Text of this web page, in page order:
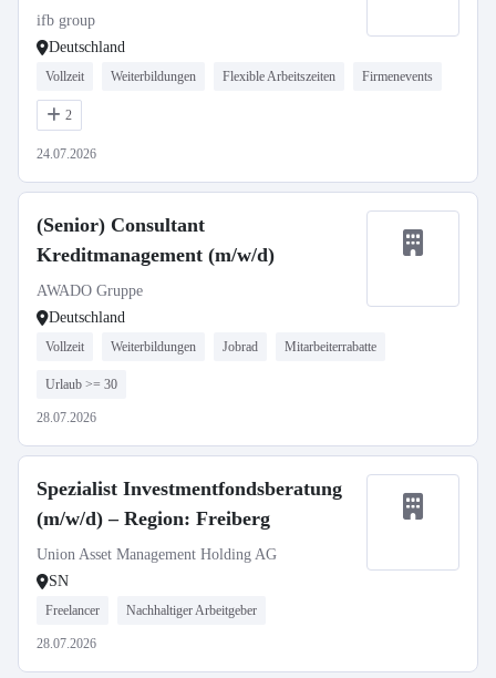
ifb group
Deutschland
Vollzeit Weiterbildungen Flexible Arbeitszeiten Firmenevents
2
24.07.2026
(Senior) Consultant
Kreditmanagement (m/w/d)
AWADO Gruppe
Deutschland
Vollzeit Weiterbildungen Jobrad Mitarbeiterrabatte
Urlaub >= 30
28.07.2026
Spezialist Investmentfondsberatung
(m/w/d) – Region: Freiberg
Union Asset Management Holding AG
SN
Freelancer Nachhaltiger Arbeitgeber
28.07.2026